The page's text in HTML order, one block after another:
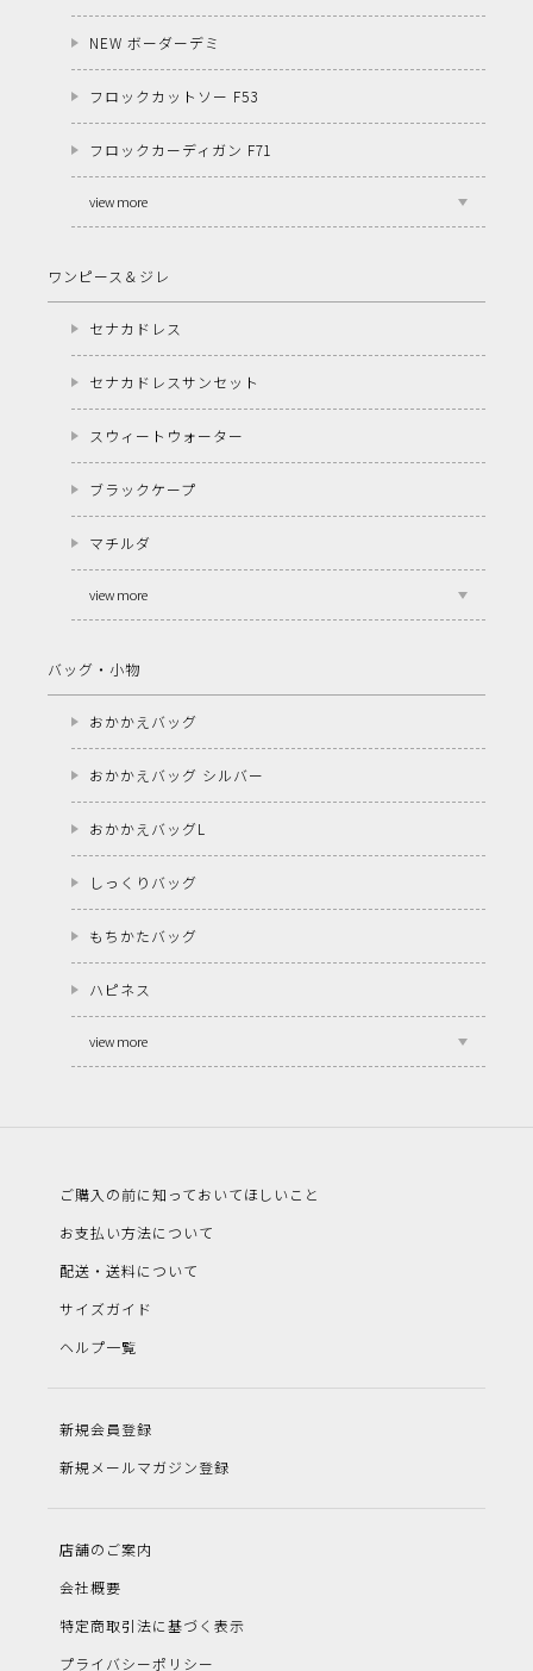
NEW ボーダーデミ
フロックカットソー F53
フロックカーディガン F71
view more
ワンピース＆ジレ
セナカドレス
セナカドレスサンセット
スウィートウォーター
ブラックケープ
マチルダ
view more
バッグ・小物
おかかえバッグ
おかかえバッグ シルバー
おかかえバッグL
しっくりバッグ
もちかたバッグ
ハピネス
view more
ご購入の前に知っておいてほしいこと
お支払い方法について
配送・送料について
サイズガイド
ヘルプ一覧
新規会員登録
新規メールマガジン登録
店舗のご案内
会社概要
特定商取引法に基づく表示
プライバシーポリシー